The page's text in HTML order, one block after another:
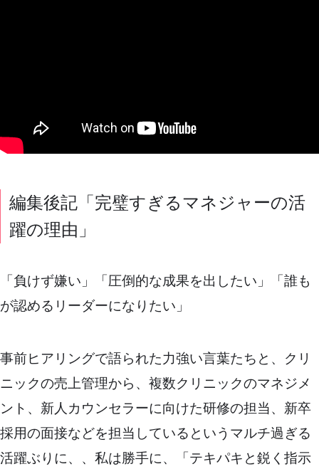
編集後記「完璧すぎるマネジャーの活
躍の理由」
「負けず嫌い」「圧倒的な成果を出したい」「誰も
が認めるリーダーになりたい」
事前ヒアリングで語られた力強い言葉たちと、クリ
ニックの売上管理から、複数クリニックのマネジメ
ント、新人カウンセラーに向けた研修の担当、新卒
採用の面接などを担当しているというマルチ過ぎる
活躍ぶりに、、私は勝手に、「テキパキと鋭く指示